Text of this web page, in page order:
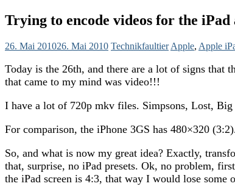
Trying to encode videos for the iPad
26. Mai 201026. Mai 2010 Technikfaultier Apple, Apple
Today is the 26th, and there are a lot of signs
that came to my mind was video!!!
I have a lot of 720p mkv files. Simpsons, Lost,
For comparison, the iPhone 3GS has 480×320
So, and what is now my great idea? Exactly,
that, surprise, no iPad presets. Ok, no problem,
the iPad screen is 4:3, that way I would lose some